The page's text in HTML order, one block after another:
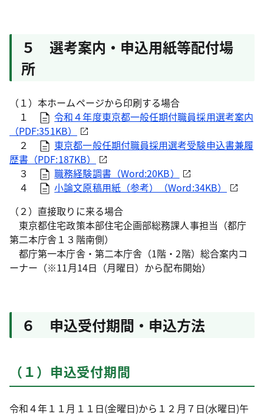
５ 選考案内・申込用紙等配付場
所
（１）本ホームページから印刷する場合
１
令和４年度東京都一般任期付職員採用選考案内
（PDF:351KB）
２
東京都一般任期付職員採用選考受験申込書兼履
歴書（PDF:187KB）
３
職務経験調書（Word:20KB）
４
小論文原稿用紙（参考）（Word:34KB）
（２）直接取りに来る場合
東京都住宅政策本部住宅企画部総務課人事担当（都庁
第二本庁舎１３階南側）
都庁第一本庁舎・第二本庁舎（1階・2階）総合案内コ
ーナー（※11月14日（月曜日）から配布開始）
６ 申込受付期間・申込方法
（１）申込受付期間
令和４年１１月１１日(金曜日)から１２月７日(水曜日)午